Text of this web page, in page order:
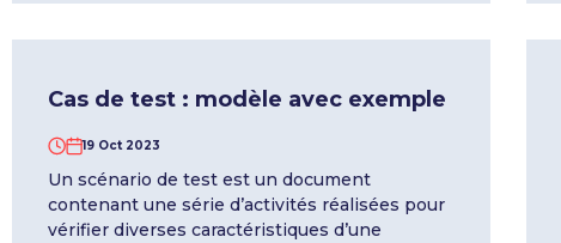
Cas de test : modèle avec exemple
19 Oct 2023
Un scénario de test est un document
contenant une série d’activités réalisées pour
vérifier diverses caractéristiques d’une